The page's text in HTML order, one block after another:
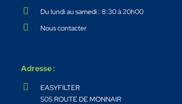
Du lundi au samedi : 8:30 à 20h00
Nous contacter
Adresse :
EASYFILTER
505 ROUTE DE MONNAIR